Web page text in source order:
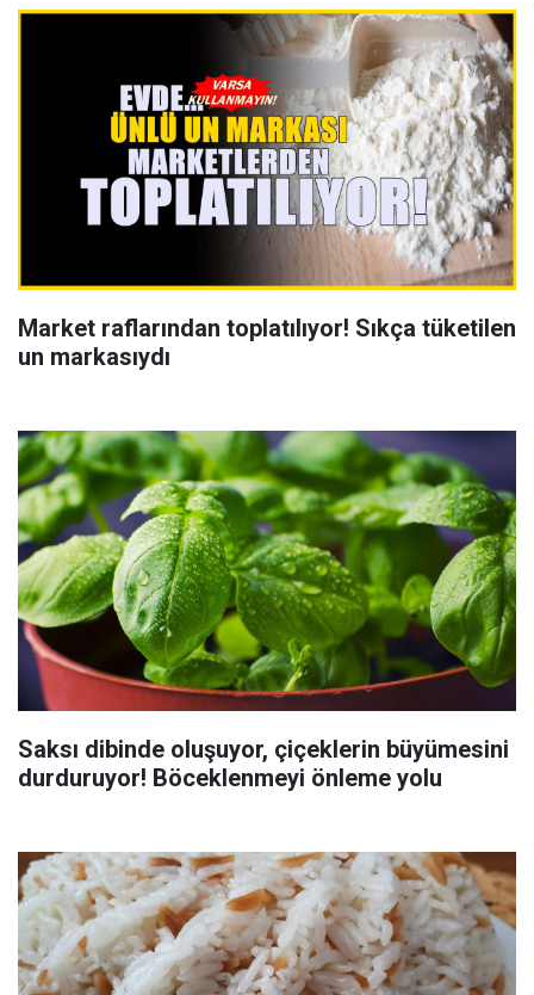
Market raflarından toplatılıyor! Sıkça tüketilen
un markasıydı
Saksı dibinde oluşuyor, çiçeklerin büyümesini
durduruyor! Böceklenmeyi önleme yolu